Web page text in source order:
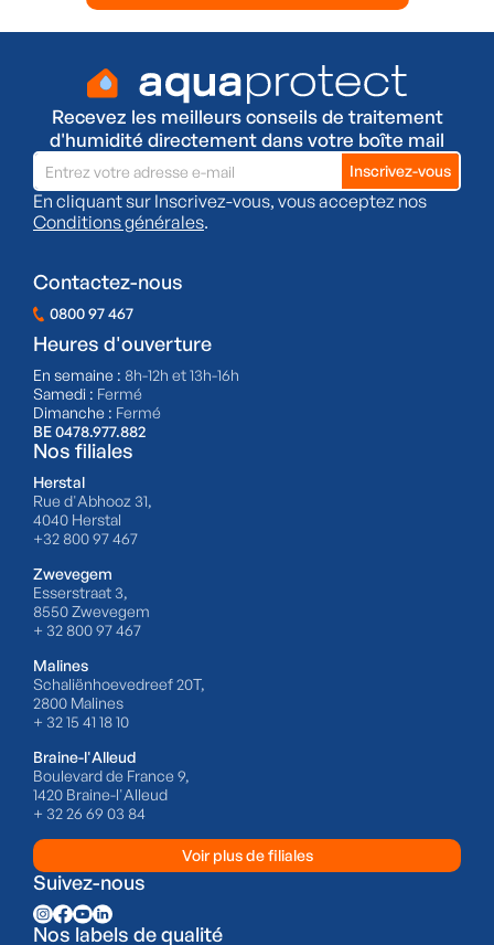
Recevez les meilleurs conseils de traitement
d'humidité directement dans votre boîte mail
En cliquant sur Inscrivez-vous, vous acceptez nos
Conditions générales.
Contactez-nous
0800 97 467
Heures d'ouverture
En semaine : 8h-12h et 13h-16h
Samedi : Fermé
Dimanche : Fermé
BE 0478.977.882
Nos filiales
Herstal
Rue d'Abhooz 31,
4040 Herstal
+32 800 97 467
Zwevegem
Esserstraat 3,
8550 Zwevegem
+ 32 800 97 467
Malines
Schaliënhoevedreef 20T,
2800 Malines
+ 32 15 41 18 10
Braine-l'Alleud
Boulevard de France 9,
1420 Braine-l'Alleud
+ 32 26 69 03 84
Voir plus de filiales
Suivez-nous
Nos labels de qualité